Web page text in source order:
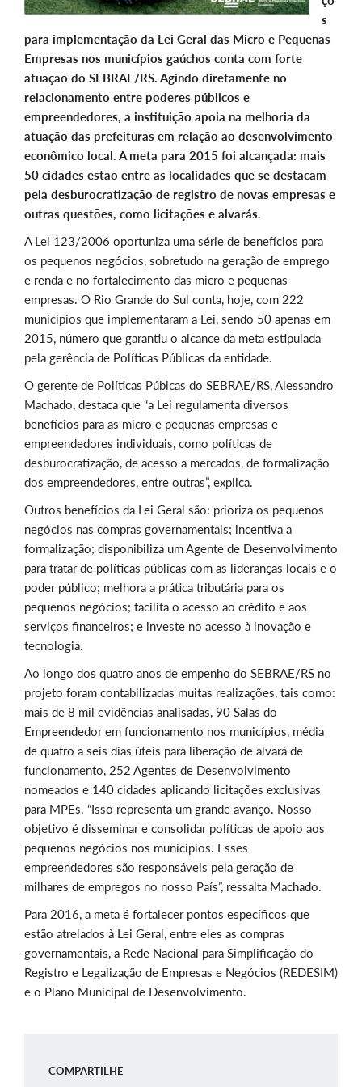
s
para implementação da Lei Geral das Micro e Pequenas
Empresas nos municípios gaúchos conta com forte
atuação do SEBRAE/RS. Agindo diretamente no
relacionamento entre poderes públicos e
empreendedores, a instituição apoia na melhoria da
atuação das prefeituras em relação ao desenvolvimento
econômico local. A meta para 2015 foi alcançada: mais
50 cidades estão entre as localidades que se destacam
pela desburocratização de registro de novas empresas e
outras questões, como licitações e alvarás.
A Lei 123/2006 oportuniza uma série de benefícios para
os pequenos negócios, sobretudo na geração de emprego
e renda e no fortalecimento das micro e pequenas
empresas. O Rio Grande do Sul conta, hoje, com 222
municípios que implementaram a Lei, sendo 50 apenas em
2015, número que garantiu o alcance da meta estipulada
pela gerência de Políticas Públicas da entidade.
O gerente de Políticas Púbicas do SEBRAE/RS, Alessandro
Machado, destaca que “a Lei regulamenta diversos
benefícios para as micro e pequenas empresas e
empreendedores individuais, como políticas de
desburocratização, de acesso a mercados, de formalização
dos empreendedores, entre outras”, explica.
Outros benefícios da Lei Geral são: prioriza os pequenos
negócios nas compras governamentais; incentiva a
formalização; disponibiliza um Agente de Desenvolvimento
para tratar de políticas públicas com as lideranças locais e o
poder público; melhora a prática tributária para os
pequenos negócios; facilita o acesso ao crédito e aos
serviços financeiros; e investe no acesso à inovação e
tecnologia.
Ao longo dos quatro anos de empenho do SEBRAE/RS no
projeto foram contabilizadas muitas realizações, tais como:
mais de 8 mil evidências analisadas, 90 Salas do
Empreendedor em funcionamento nos municípios, média
de quatro a seis dias úteis para liberação de alvará de
funcionamento, 252 Agentes de Desenvolvimento
nomeados e 140 cidades aplicando licitações exclusivas
para MPEs. “Isso representa um grande avanço. Nosso
objetivo é disseminar e consolidar políticas de apoio aos
pequenos negócios nos municípios. Esses
empreendedores são responsáveis pela geração de
milhares de empregos no nosso País”, ressalta Machado.
Para 2016, a meta é fortalecer pontos específicos que
estão atrelados à Lei Geral, entre eles as compras
governamentais, a Rede Nacional para Simplificação do
Registro e Legalização de Empresas e Negócios (REDESIM)
e o Plano Municipal de Desenvolvimento.
COMPARTILHE